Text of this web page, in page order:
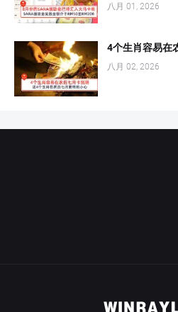
八月 01, 2026
4个生肖容易在
八月 02, 2026